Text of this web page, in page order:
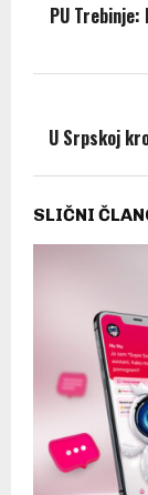
PU
U Srpskoj
SLIČNI